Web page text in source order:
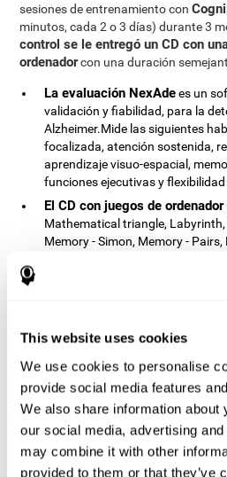
This website uses cookies
We use cookies to personalise
provide social media features
We also share information about
our social media, advertising
may combine it with other
provided to them or that they’ve
sesiones de entrenamiento con
minutos, cada 2 o 3 días) durante 3
control se le entregó un CD con
ordenadorcon una duración
La evaluación NexAdees un
validación y fiabilidad, para la
Alzheimer.Mide las siguientes
focalizada, atención sostenida,
aprendizaje visuo-espacial,
funciones ejecutivas y
El CD con juegos de ordenador
Mathematical triangle, Labyrinth,
Memory - Simon, Memory -
es un programa de
variaba de un usuario a otro, así
una de ellas. Cuanto mayor sea
mayor será la dificultad de las
Resultados y
La comparación de los resultados de